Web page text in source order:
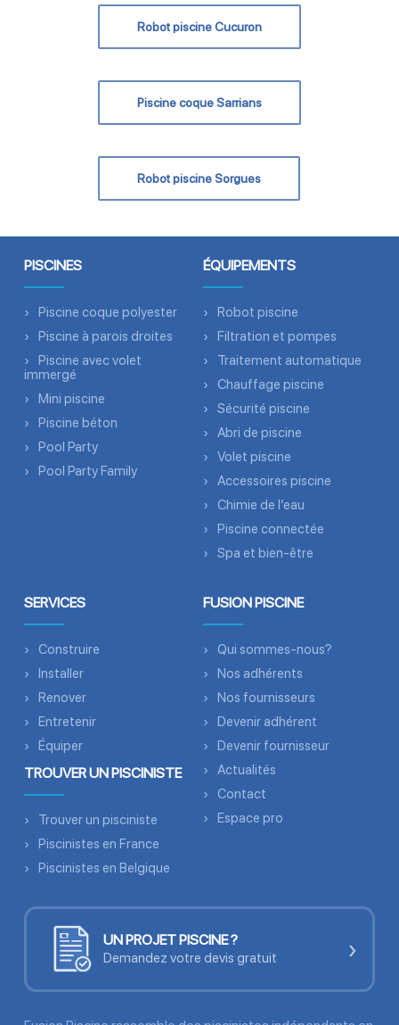
Robot piscine Cucuron
Piscine coque Sarrians
Robot piscine Sorgues
PISCINES
Piscine coque polyester
Piscine à parois droites
Piscine avec volet
immergé
Mini piscine
Piscine béton
Pool Party
Pool Party Family
ÉQUIPEMENTS
Robot piscine
Filtration et pompes
Traitement automatique
Chauffage piscine
Sécurité piscine
Abri de piscine
Volet piscine
Accessoires piscine
Chimie de l’eau
Piscine connectée
Spa et bien-être
SERVICES
Construire
Installer
Renover
Entretenir
Équiper
TROUVER UN PISCINISTE
Trouver un pisciniste
Piscinistes en France
Piscinistes en Belgique
FUSION PISCINE
Qui sommes-nous?
Nos adhérents
Nos fournisseurs
Devenir adhérent
Devenir fournisseur
Actualités
Contact
Espace pro
UN PROJET PISCINE ?
Demandez votre devis gratuit ›